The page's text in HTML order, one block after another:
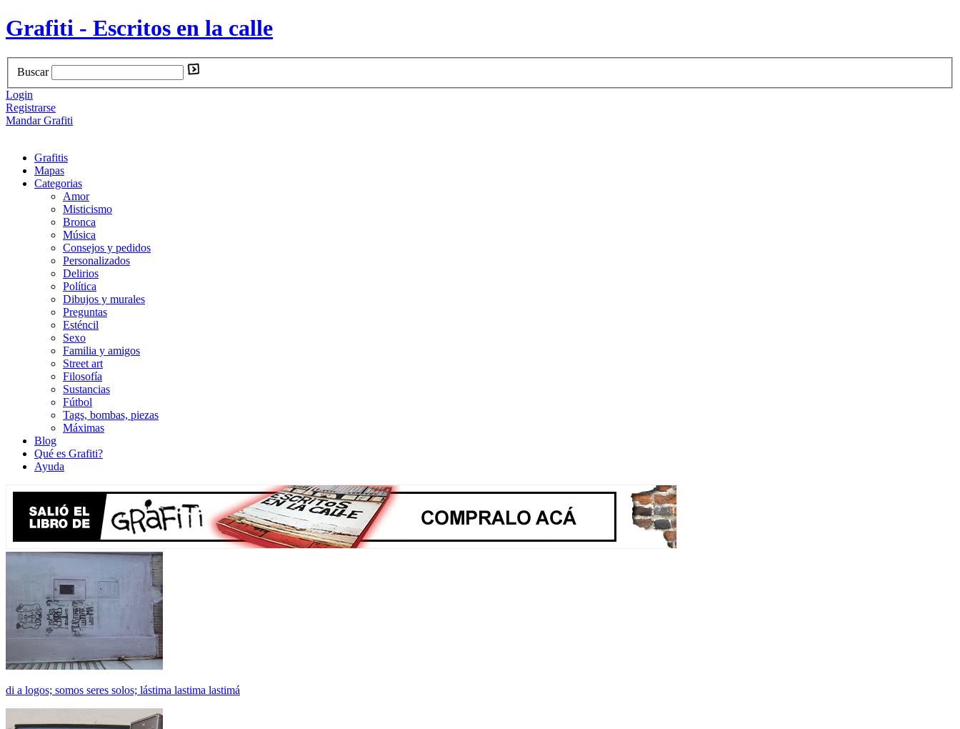
Grafiti - Escritos en la calle
Buscar
Login
Registrarse
Mandar Grafiti
Grafitis
Mapas
Categorias
Amor
Misticismo
Bronca
Música
Consejos y pedidos
Personalizados
Delirios
Política
Dibujos y murales
Preguntas
Esténcil
Sexo
Familia y amigos
Street art
Filosofía
Sustancias
Fútbol
Tags, bombas, piezas
Máximas
Blog
Qué es Grafiti?
Ayuda
di a logos; somos seres solos; lástima lastima lastimá